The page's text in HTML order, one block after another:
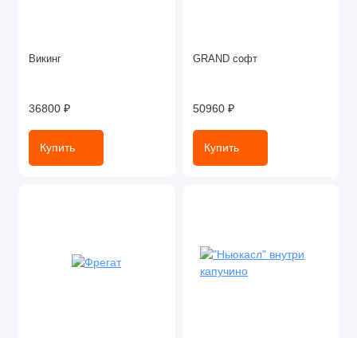
Викинг
36800 ₽
Купить
GRAND софт
50960 ₽
Купить